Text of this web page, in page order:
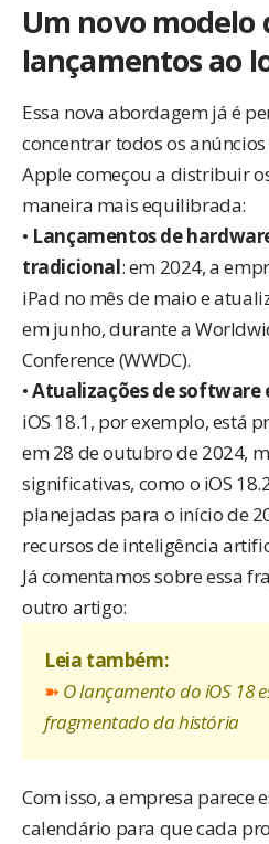
Um novo modelo
lançamentos ao
Essa nova abordagem já é
concentrar todos os
Apple começou a distribuir
maneira mais equilibrada:
• Lançamentos de
tradicional: em 2024, a
iPad no mês de maio e
em junho, durante a
Conference (WWDC).
•Atualizações de software
iOS 18.1, por exemplo, está
em 28 de outubro de 2024,
significativas, como o iOS
planejadas para o início de
recursos de inteligência
Já comentamos sobre essa
outro artigo:
Leia também:
➽ O lançamento do iOS 18
fragmentado da história
Com isso, a empresa parece
calendário para que cada